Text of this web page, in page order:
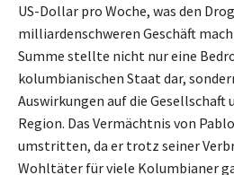
US-Dollar pro Woche, was den
milliardenschweren Geschäft
Summe stellte nicht nur eine
kolumbianischen Staat dar,
Auswirkungen auf die Gesellschaft
Region. Das Vermächtnis von
umstritten, da er trotz seiner
Wohltäter für viele Kolumbianer